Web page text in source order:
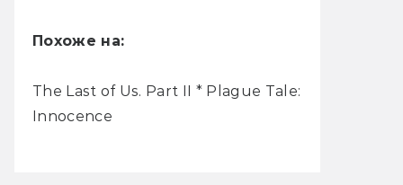
Похоже на:
The Last of Us. Part II * Plague Tale:
Innocence